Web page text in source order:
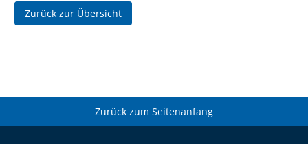
Zurück zur Übersicht
Zurück zum Seitenanfang